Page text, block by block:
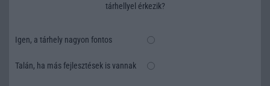
tárhellyel érkezik?
Igen, a tárhely nagyon fontos
Talán, ha más fejlesztések is vannak